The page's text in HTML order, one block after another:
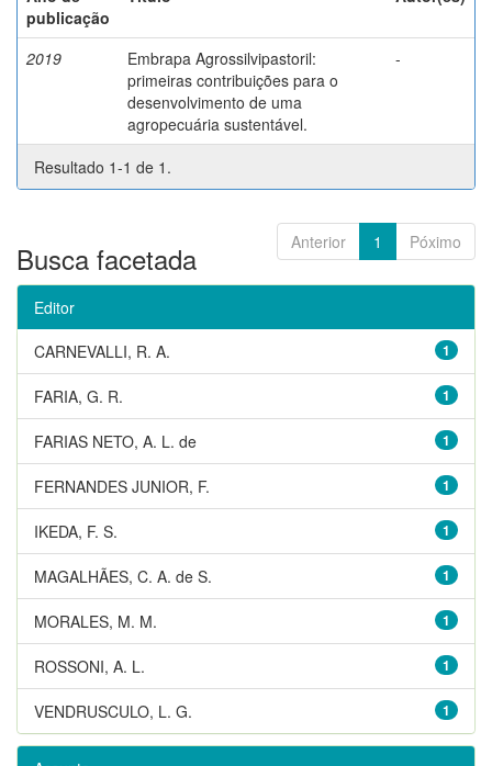
publicação
2019
Embrapa Agrossilvipastoril:
primeiras contribuições para o
desenvolvimento de uma
agropecuária sustentável.
-
Resultado 1-1 de 1.
Anterior 1 Póximo
Busca facetada
Editor
1
CARNEVALLI, R. A.
1
FARIA, G. R.
1
FARIAS NETO, A. L. de
1
FERNANDES JUNIOR, F.
1
IKEDA, F. S.
1
MAGALHÃES, C. A. de S.
1
MORALES, M. M.
1
ROSSONI, A. L.
1
VENDRUSCULO, L. G.